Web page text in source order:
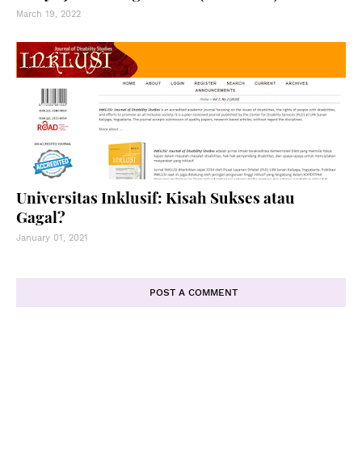
March 19, 2022
Universitas Inklusif: Kisah Sukses atau
Gagal?
January 01, 2021
POST A COMMENT